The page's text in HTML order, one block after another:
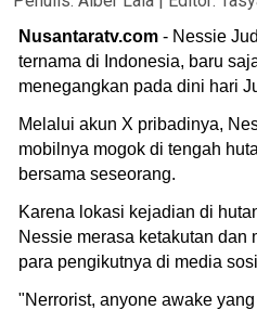
Nusantaratv.com - Nessie
ternama di Indonesia, baru
menegangkan pada dini hari
Melalui akun X pribadinya,
mobilnya mogok di tengah
bersama seseorang.
Karena lokasi kejadian di
Nessie merasa ketakutan dan
para pengikutnya di media
"Nerrorist, anyone awake